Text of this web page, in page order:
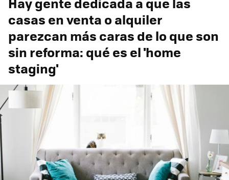
casas en venta o alquiler
parezcan más caras de lo que son
sin reforma: qué es el 'home
staging'